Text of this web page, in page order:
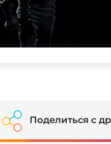
Поделиться с